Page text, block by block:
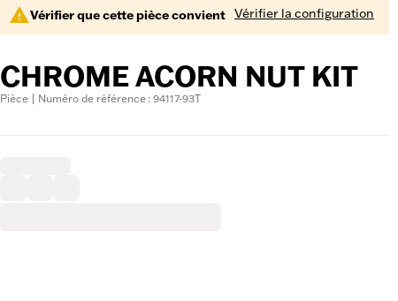
Vérifier que cette pièce convient Vérifier la configuration
CHROME ACORN NUT KIT
Pièce | Numéro de référence : 94117-93T